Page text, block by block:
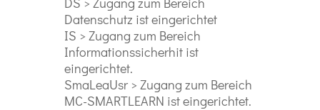
Datenschutz ist eingerichtet
IS > Zugang zum Bereich
Informationssicherhit ist
eingerichtet.
SmaLeaUsr > Zugang zum Bereich
MC-SMARTLEARN ist eingerichtet.